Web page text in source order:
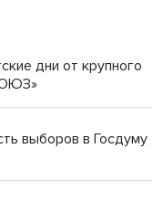
дни от крупного
выборов в Госдуму